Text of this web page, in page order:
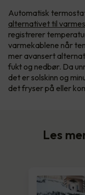
Automatisk
alternativet til
registrerer
varmekablene når
mer avansert
fukt og nedbør. Da
det er solskinn og
det fryser på eller
Les